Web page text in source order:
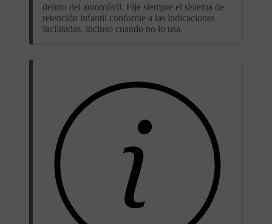
dentro del automóvil. Fije siempre el sistema de
retención infantil conforme a las indicaciones
facilitadas, incluso cuando no lo usa.